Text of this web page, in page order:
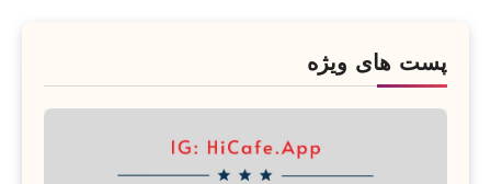
پست های ویژه